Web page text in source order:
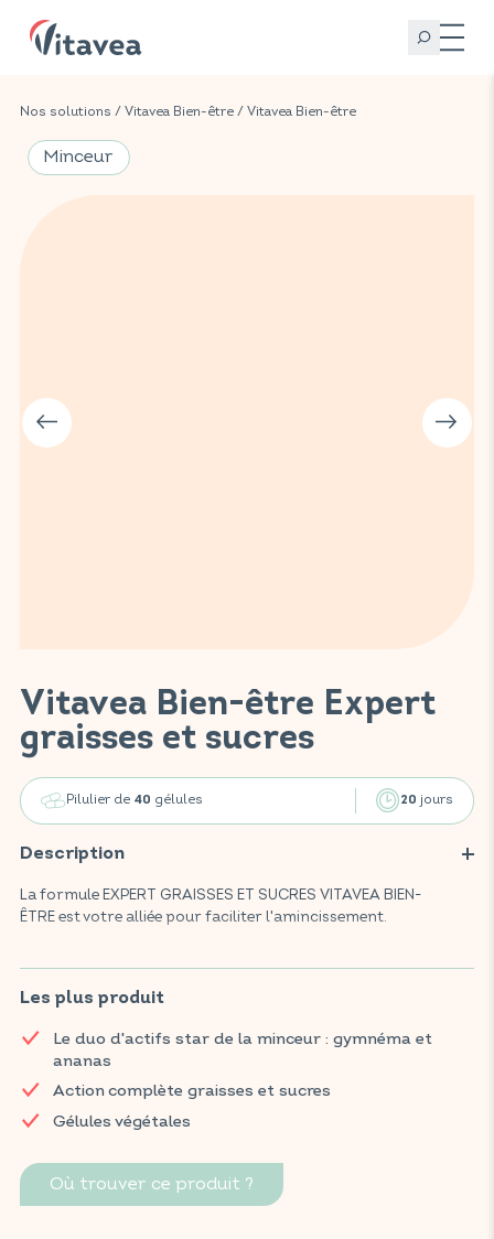
Nos solutions / Vitavea Bien-être / Vitavea Bien-être
Vitavea Bien-être Expert
graisses et sucres
Pilulier de 40 gélules 20 jours
Description
La formule EXPERT GRAISSES ET SUCRES VITAVEA BIEN-
ÊTRE est votre alliée pour faciliter l'amincissement.
d'ananas, combine des actifs reconnus pour aider à limiter la
prise de poids et réduire l'absorption des graisses et des
Retrouvez vos produits VITAVEA BIEN-ÊTRE dans toutes vos
grandes surfaces préférées.
Les plus produit
Le duo d'actifs star de la minceur : gymnéma et
ananas
Action complète graisses et sucres
Gélules végétales
Où trouver ce produit ?
Minceur